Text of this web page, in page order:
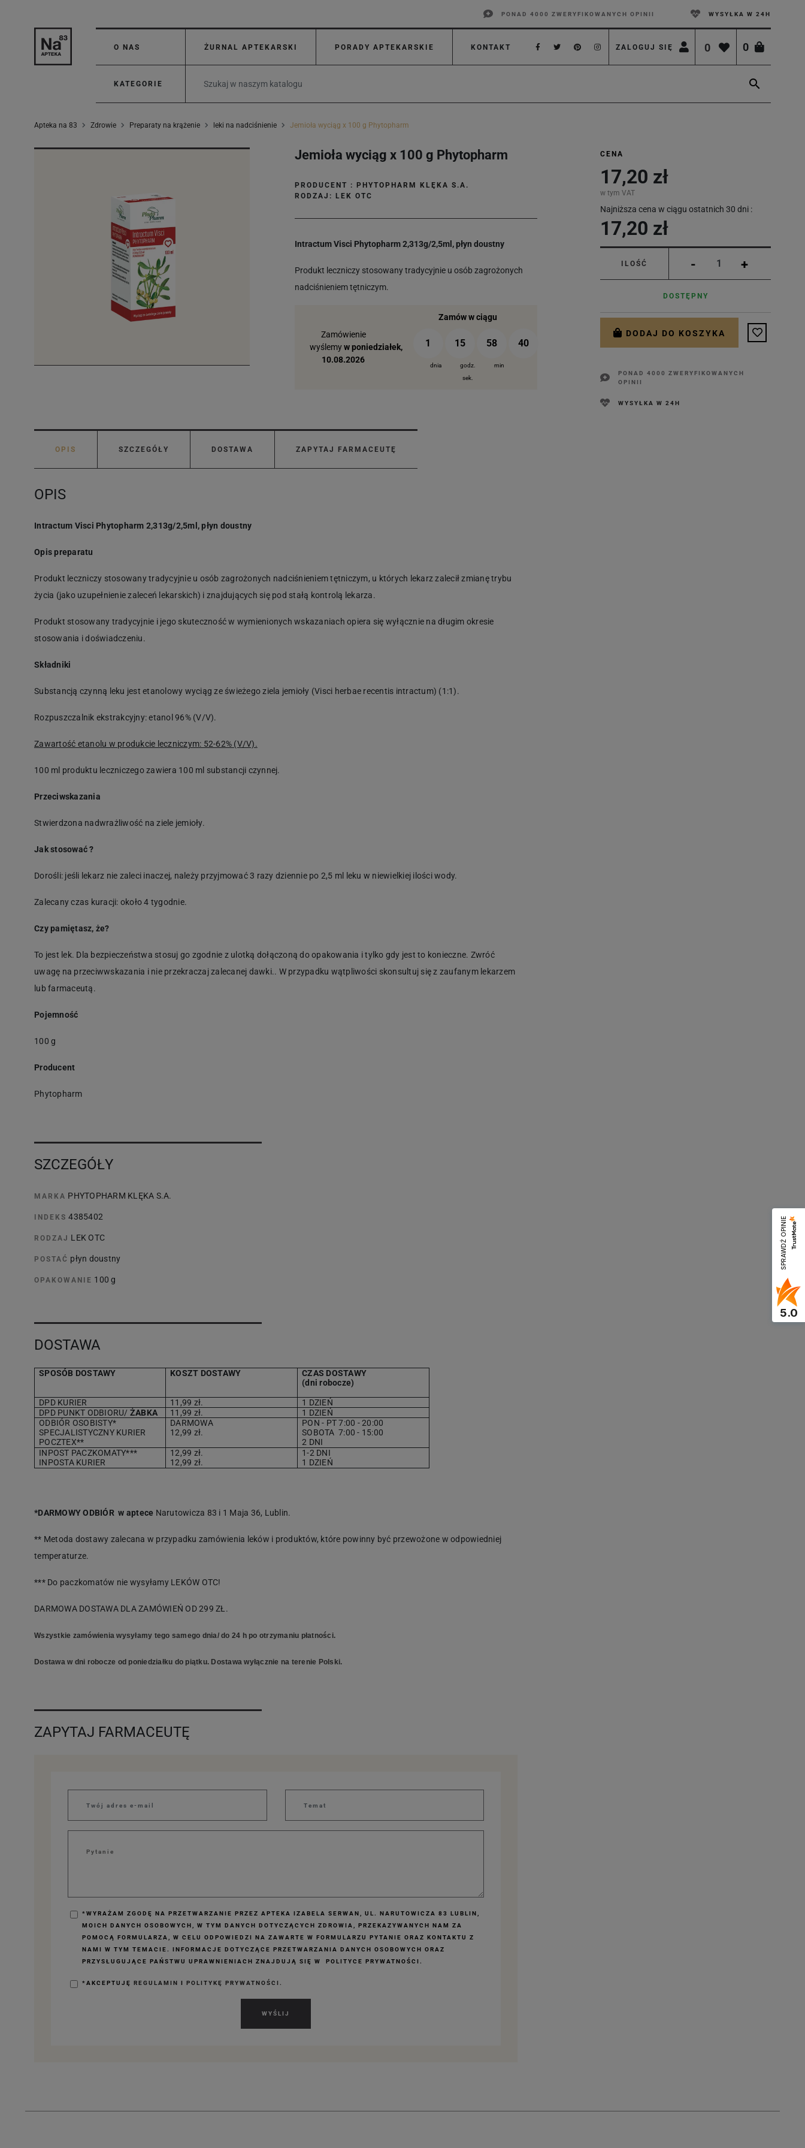
PONAD 4000 ZWERYFIKOWANYCH OPINII WYSYŁKA W 24H
O NAS ŻURNAL APTEKARSKI PORADY APTEKARSKIE KONTAKT 0
ZALOGUJ SIĘ 0
KATEGORIE 
Apteka na 83 Zdrowie Preparaty na krążenie leki na nadciśnienie Jemioła wyciąg x 100 g Phytopharm
Jemioła wyciąg x 100 g Phytopharm
PRODUCENT :
PHYTOPHARM KLĘKA S.A.
RODZAJ: LEK OTC
Intractum Visci Phytopharm 2,313g/2,5ml, płyn doustny
Produkt leczniczy stosowany tradycyjnie u osób zagrożonych
nadciśnieniem tętniczym.
Zamówienie
wyślemyw poniedziałek,
10.08.2026
Zamów w ciągu
1 15 58 39
dnia godz.
min
sek.
OPIS SZCZEGÓŁY DOSTAWA ZAPYTAJ FARMACEUTĘ
OPIS
Intractum Visci Phytopharm 2,313g/2,5ml, płyn doustny
Opis preparatu
Produkt leczniczy stosowany tradycyjnie u osób zagrożonych nadciśnieniem tętniczym, u których lekarz zalecił zmianę trybu
życia (jako uzupełnienie zaleceń lekarskich) i znajdujących się pod stałą kontrolą lekarza.
Produkt stosowany tradycyjnie i jego skuteczność w wymienionych wskazaniach opiera się wyłącznie na długim okresie
stosowania i doświadczeniu.
Składniki
Substancją czynną leku jest etanolowy wyciąg ze świeżego ziela jemioły (Visci herbae recentis intractum) (1:1).
Rozpuszczalnik ekstrakcyjny: etanol 96% (V/V).
Zawartość etanolu w produkcie leczniczym: 52-62% (V/V).
100 ml produktu leczniczego zawiera 100 ml substancji czynnej.
Przeciwskazania
Stwierdzona nadwrażliwość na ziele jemioły.
Jak stosować ?
Dorośli: jeśli lekarz nie zaleci inaczej, należy przyjmować 3 razy dziennie po 2,5 ml leku w niewielkiej ilości wody.
Zalecany czas kuracji: około 4 tygodnie.
Czy pamiętasz, że?
To jest lek. Dla bezpieczeństwa stosuj go zgodnie z ulotką dołączoną do opakowania i tylko gdy jest to konieczne. Zwróć
uwagę na przeciwwskazania i nie przekraczaj zalecanej dawki.. W przypadku wątpliwości skonsultuj się z zaufanym lekarzem
lub farmaceutą.
Pojemność
100 g
Producent
Phytopharm
SZCZEGÓŁY
MARKA PHYTOPHARM KLĘKA S.A.
INDEKS 4385402
RODZAJ LEK OTC
POSTAĆ płyn doustny
OPAKOWANIE 100 g
DOSTAWA
SPOSÓB DOSTAWY KOSZT DOSTAWY
CZAS DOSTAWY
(dni robocze)
DPD KURIER 11,99 zł.
1 DZIEŃ
DPD PUNKT ODBIORU/ ŻABKA 11,99 zł.
1 DZIEŃ
ODBIÓR OSOBISTY*
SPECJALISTYCZNY KURIER
POCZTEX**
DARMOWA
12,99 zł.
PON - PT 7:00 - 20:00
SOBOTA 7:00 - 15:00
2 DNI
INPOST PACZKOMATY***
INPOSTA KURIER
12,99 zł.
12,99 zł.
1-2 DNI
1 DZIEŃ
*DARMOWY ODBIÓR w aptece Narutowicza 83 i 1 Maja 36, Lublin.
** Metoda dostawy zalecana w przypadku zamówienia leków i produktów, które powinny być przewożone w odpowiedniej
temperaturze.
*** Do paczkomatów nie wysyłamy LEKÓW OTC!
DARMOWA DOSTAWA DLA ZAMÓWIEŃ OD 299 ZŁ.
Wszystkie zamówienia wysyłamy tego samego dnia/ do 24 h po otrzymaniu płatności.
Dostawa w dni robocze od poniedziałku do piątku. Dostawa wyłącznie na terenie Polski.
ZAPYTAJ FARMACEUTĘ
*WYRAŻAM ZGODĘ NA PRZETWARZANIE PRZEZ APTEKA IZABELA SERWAN, UL. NARUTOWICZA 83 LUBLIN,
MOICH DANYCH OSOBOWYCH, W TYM DANYCH DOTYCZĄCYCH ZDROWIA, PRZEKAZYWANYCH NAM ZA
POMOCĄ FORMULARZA, W CELU ODPOWIEDZI NA ZAWARTE W FORMULARZU PYTANIE ORAZ KONTAKTU Z
NAMI W TYM TEMACIE. INFORMACJE DOTYCZĄCE PRZETWARZANIA DANYCH OSOBOWYCH ORAZ
PRZYSŁUGUJĄCE PAŃSTWU UPRAWNIENIACH ZNAJDUJĄ SIĘ W POLITYCE PRYWATNOŚCI.
*AKCEPTUJĘ REGULAMIN I POLITYKĘ PRYWATNOŚCI.
WYŚLIJ
CENA
17,20 zł
w tym VAT
Najniższa cena w ciągu ostatnich 30 dni :
17,20 zł
ILOŚĆ - +
DOSTĘPNY
DODAJ DO KOSZYKA
PONAD 4000 ZWERYFIKOWANYCH
OPINII
WYSYŁKA W 24H
SPRAWDŹ OPINIE
5.0